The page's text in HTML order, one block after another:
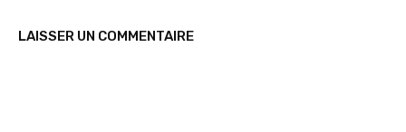
LAISSER UN COMMENTAIRE